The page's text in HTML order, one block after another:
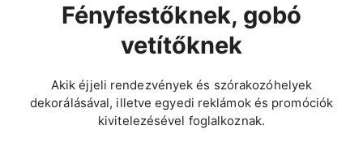
Fényfestőknek, gobó
vetítőknek
Akik éjjeli rendezvények és szórakozóhelyek
dekorálásával, illetve egyedi reklámok és promóciók
kivitelezésével foglalkoznak.